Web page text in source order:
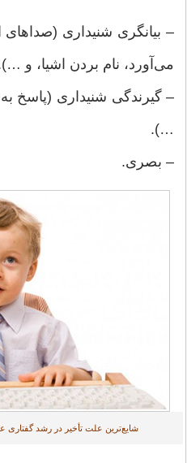
– بیانگری شنیداری (صداهای
می‌آورد، نام بردن اشیا، و
– گیرندگی شنیداری (پاسخ
…).
– بصری.
شایع‌ترین علت تأخیر در رشد